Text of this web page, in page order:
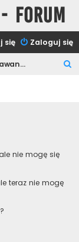
Forum
Zaloguj się
się
Często zadawane pytania
nie mogę się
teraz nie mogę